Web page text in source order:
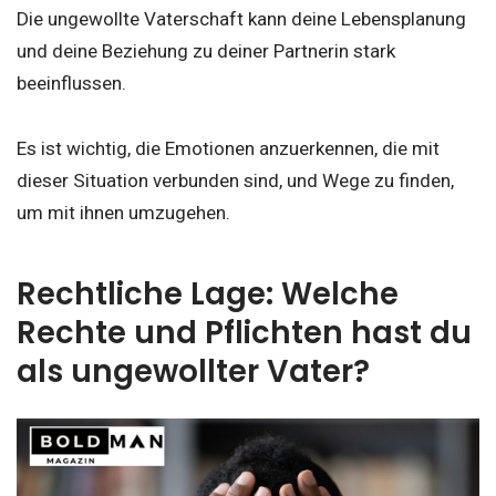
Die ungewollte Vaterschaft kann deine Lebensplanung
und deine Beziehung zu deiner Partnerin stark
beeinflussen.
Es ist wichtig, die Emotionen anzuerkennen, die mit
dieser Situation verbunden sind, und Wege zu finden,
um mit ihnen umzugehen.
Rechtliche Lage: Welche
Rechte und Pflichten hast du
als ungewollter Vater?